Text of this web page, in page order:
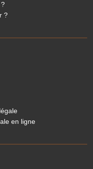
?
en ligne